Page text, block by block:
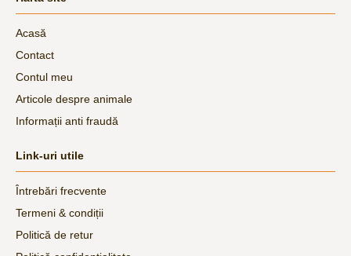
Acasă
Contact
Contul meu
Articole despre animale
Informații anti fraudă
Link-uri utile
Întrebări frecvente
Termeni & condiții
Politică de retur